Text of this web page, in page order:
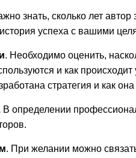
знать, сколько лет
успеха с вашими
. Необходимо оценить,
и как
стратегия и как
В определении
. При желании можно